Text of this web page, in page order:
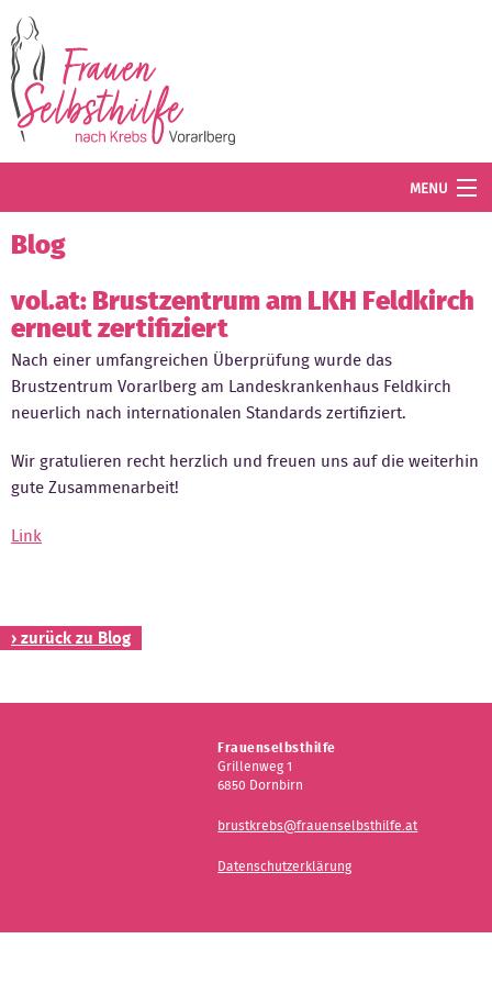
MENU
Termine
Angebot
Wissenswertes
Mitglied werden
Kontakt
Blog
vol.at: Brustzentrum am LKH Feldkirch
erneut zertifiziert
Nach einer umfangreichen Überprüfung wurde das
Brustzentrum Vorarlberg am Landeskrankenhaus Feldkirch
neuerlich nach internationalen Standards zertifiziert.
Wir gratulieren recht herzlich und freuen uns auf die weiterhin
gute Zusammenarbeit!
Link
› zurück zu Blog
Frauenselbsthilfe
Grillenweg 1
6850 Dornbirn
brustkrebs@frauenselbsthilfe.at
Datenschutzerklärung